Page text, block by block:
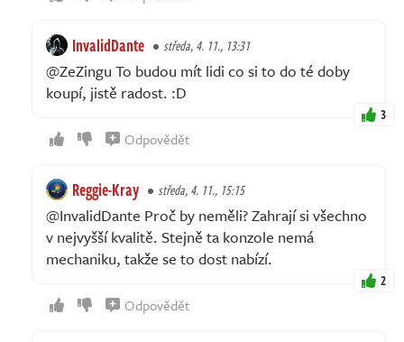
InvalidDante středa, 4. 11., 13:31
@ZeZingu To budou mít lidi co si to do té doby
koupí, jistě radost. :D
3
Odpovědět
Reggie-Kray středa, 4. 11., 15:15
@InvalidDante Proč by neměli? Zahrají si všechno
v nejvyšší kvalitě. Stejně ta konzole nemá
mechaniku, takže se to dost nabízí.
2
Odpovědět